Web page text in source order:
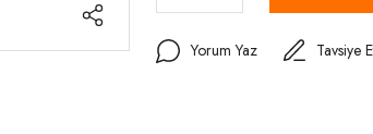
Yorum Yaz Tavsiye